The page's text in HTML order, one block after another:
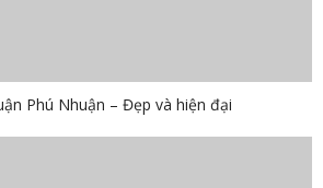
Phú Nhuận – Đẹp và hiện đại